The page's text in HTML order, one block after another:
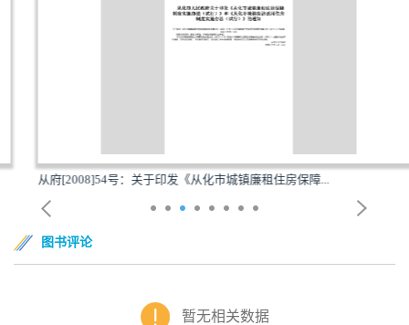
从府[2008]54号：关于印发《从化市城镇廉租住房保障...
图书评论
暂无相关数据